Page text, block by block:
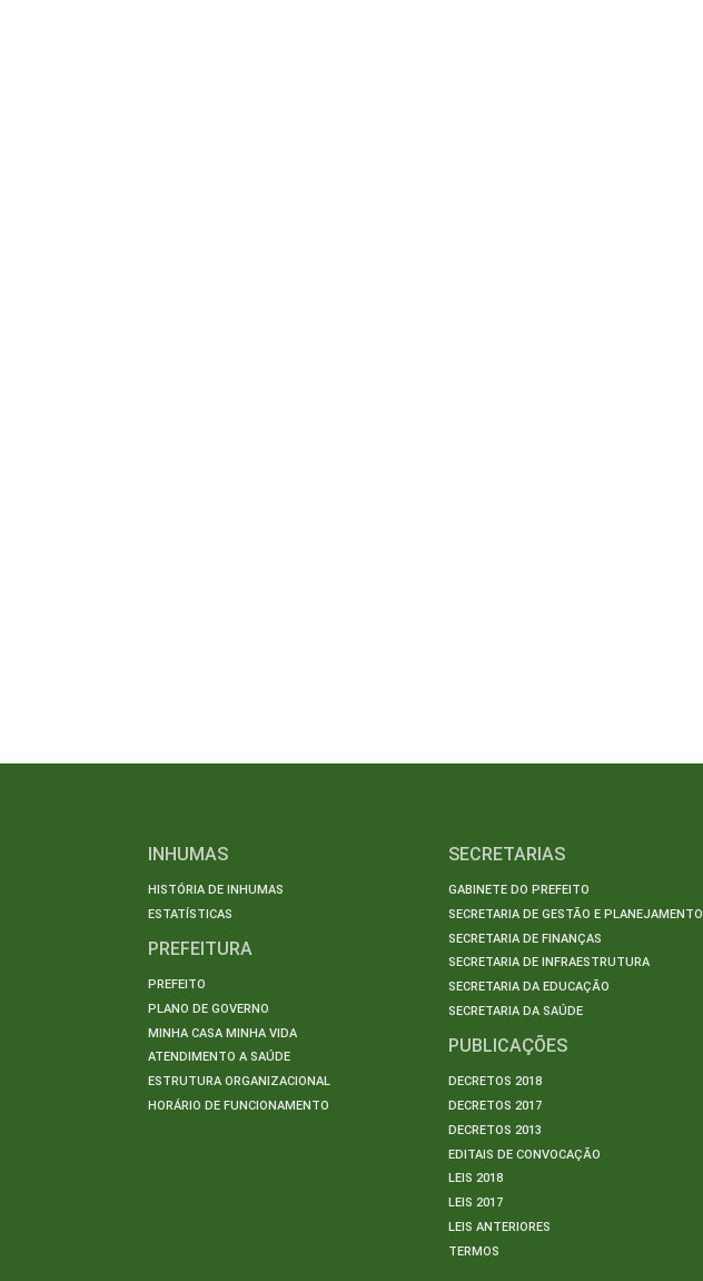
INHUMAS
HISTÓRIA DE INHUMAS
ESTATÍSTICAS
PREFEITURA
PREFEITO
PLANO DE GOVERNO
MINHA CASA MINHA VIDA
ATENDIMENTO A SAÚDE
ESTRUTURA ORGANIZACIONAL
HORÁRIO DE FUNCIONAMENTO
SECRETARIAS
GABINETE DO PREFEITO
SECRETARIA DE GESTÃO E PLANEJAMENTO
SECRETARIA DE FINANÇAS
SECRETARIA DE INFRAESTRUTURA
SECRETARIA DA EDUCAÇÃO
SECRETARIA DA SAÚDE
PUBLICAÇÕES
DECRETOS 2018
DECRETOS 2017
DECRETOS 2013
EDITAIS DE CONVOCAÇÃO
LEIS 2018
LEIS 2017
LEIS ANTERIORES
TERMOS